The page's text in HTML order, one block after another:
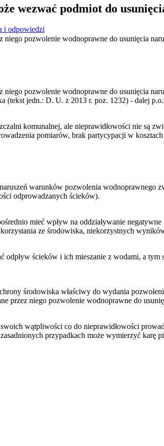
wezwać podmiot do
i odpowiedzi
pozwolenie wodnoprawne do usunięcia
pozwolenie wodnoprawne do usunięcia
(tekst jedn.: D. U. z 2013 r. poz. 1232) - dalej
komunalnej, ale nieprawidłowości nie są
pomiarów, brak partycypacji w
warunków pozwolenia wodnoprawnego
odprowadzanych ścieków).
mieć wpływ na oddziaływanie
ze środowiska, niekorzystnych
odpływ ścieków i ich mieszanie z wodami, a tym
środowiska właściwy do wydania
przez niego pozwolenie wodnoprawne do
wątpliwości co do nieprawidłowości
przypadkach może wymierzyć karę